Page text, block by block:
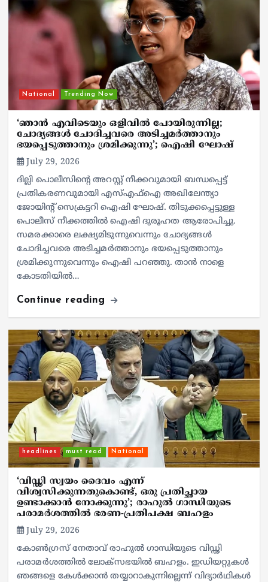
National Trending Now
‘ഞാന്‍ എവിടെയും ഒളിവില്‍ പോയിരുന്നില്ല;
ചോദ്യങ്ങള്‍ ചോദിച്ചവരെ അടിച്ചമര്‍ത്താനും
ഭയപ്പെടുത്താനും ശ്രമിക്കുന്നു’; ഐഷി ഘോഷ്
July 29, 2026
ദില്ലി പൊലീസിന്റെ അറസ്റ്റ് നീക്കവുമായി ബന്ധപ്പെട്ട്
പ്രതികരണവുമായി എസ്എഫ്‌ഐ അഖിലേന്ത്യാ
ജോയിന്റ് സെക്രട്ടറി ഐഷി ഘോഷ്. തിടുക്കപ്പെട്ടുള്ള
പൊലീസ് നീക്കത്തില്‍ ഐഷി ദുരൂഹത ആരോപിച്ചു.
സമരക്കാരെ ലക്ഷ്യമിടുന്നുവെന്നും ചോദ്യങ്ങള്‍
ചോദിച്ചവരെ അടിച്ചമര്‍ത്താനും ഭയപ്പെടുത്താനും
ശ്രമിക്കുന്നുവെന്നും ഐഷി പറഞ്ഞു. താന്‍ നാളെ
കോടതിയില്‍…
Continue reading
headlines must read National
‘വിഡ്ഢി സ്വയം ദൈവം എന്ന്
വിശ്വസിക്കുന്നതുകൊണ്ട്, ഒരു പ്രതിച്ഛായ
ഉണ്ടാക്കാൻ നോക്കുന്നു’; രാഹുൽ ഗാന്ധിയുടെ
പരാമർശത്തിൽ ഭരണ-പ്രതിപക്ഷ ബഹളം
July 29, 2026
കോൺഗ്രസ് നേതാവ് രാഹുൽ ഗാന്ധിയുടെ വിഡ്ഢി
പരാമർശത്തിൽ ലോക്സഭയിൽ ബഹളം. ഇഡിയറ്റുകൾ
ഞങ്ങളെ കേൾക്കാൻ തയ്യാറാകുന്നില്ലെന്ന് വിദ്യാർഥികൾ